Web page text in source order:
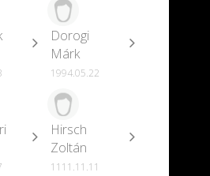
Dorogi
Márk
1994.05.22
Hirsch
Zoltán
1111.11.11